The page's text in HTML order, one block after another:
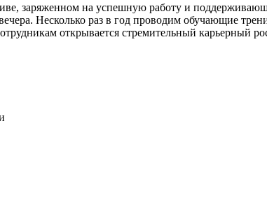
заряженном на успешную работу и
Несколько раз в год проводим обучающие
открывается стремительный карьерный